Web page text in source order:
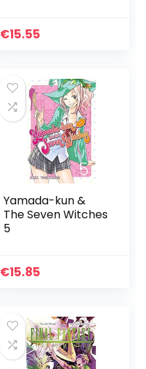
€15.55
Yamada-kun &
The Seven Witches
5
€15.85